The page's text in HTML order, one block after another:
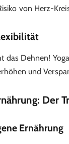
von Herz-
das Dehnen!
und
Der
Ernährung